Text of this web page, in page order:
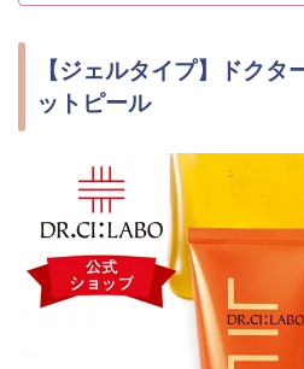
【ジェルタイプ】ドク
ットピール